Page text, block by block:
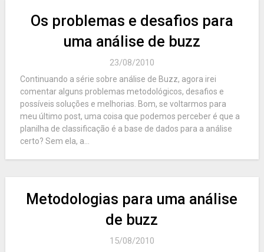
Os problemas e desafios para
uma análise de buzz
23/08/2010
Continuando a série sobre análise de Buzz, agora irei
comentar alguns problemas metodológicos, desafios e
possíveis soluções e melhorias. Bom, se voltarmos para
meu último post, uma coisa que podemos perceber é que a
planilha de classificação é a base de dados para a análise
certo? Sem ela, a...
Metodologias para uma análise
de buzz
15/08/2010